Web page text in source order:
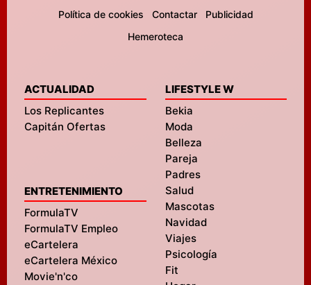
Política de cookies
Contactar
Publicidad
Hemeroteca
ACTUALIDAD
Los Replicantes
Capitán Ofertas
ENTRETENIMIENTO
FormulaTV
FormulaTV Empleo
eCartelera
eCartelera México
Movie'n'co
LIFESTYLE W
Bekia
Moda
Belleza
Pareja
Padres
Salud
Mascotas
Navidad
Viajes
Psicología
Fit